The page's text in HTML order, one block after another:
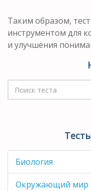
Таким образом,
инструментом для
и улучшения
Биология
Окружающий мир